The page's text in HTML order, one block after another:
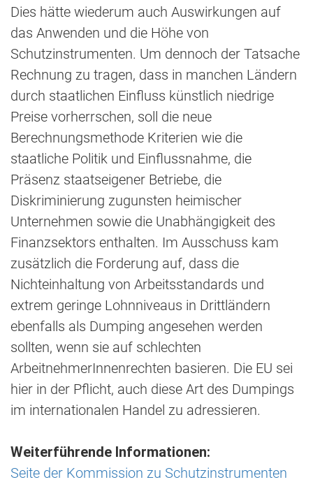
Dies hätte wiederum auch Auswirkungen auf
das Anwenden und die Höhe von
Schutzinstrumenten. Um dennoch der Tatsache
Rechnung zu tragen, dass in manchen Ländern
durch staatlichen Einfluss künstlich niedrige
Preise vorherrschen, soll die neue
Berechnungsmethode Kriterien wie die
staatliche Politik und Einflussnahme, die
Präsenz staatseigener Betriebe, die
Diskriminierung zugunsten heimischer
Unternehmen sowie die Unabhängigkeit des
Finanzsektors enthalten. Im Ausschuss kam
zusätzlich die Forderung auf, dass die
Nichteinhaltung von Arbeitsstandards und
extrem geringe Lohnniveaus in Drittländern
ebenfalls als Dumping angesehen werden
sollten, wenn sie auf schlechten
ArbeitnehmerInnenrechten basieren. Die EU sei
hier in der Pflicht, auch diese Art des Dumpings
im internationalen Handel zu adressieren.
Weiterführende Informationen:
Seite der Kommission zu Schutzinstrumenten